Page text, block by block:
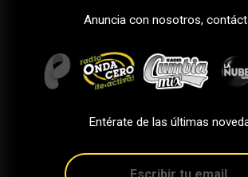
Anuncia con nosotros,
Entérate de las últimas